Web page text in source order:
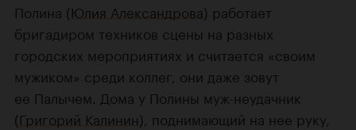
Полина (Юлия Александрова) работает
бригадиром техников сцены на разных
городских мероприятиях и считается «своим
мужиком» среди коллег, они даже зовут
ее Палычем. Дома у Полины муж-неудачник
(Григорий Калинин), поднимающий на нее руку,